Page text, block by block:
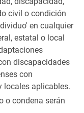
civil o condición
en cualquier
estatal o local
discapacidades
con
locales aplicables.
o condena serán